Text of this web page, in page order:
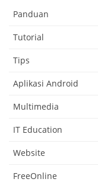
Panduan
Tutorial
Tips
Aplikasi Android
Multimedia
IT Education
Website
FreeOnline